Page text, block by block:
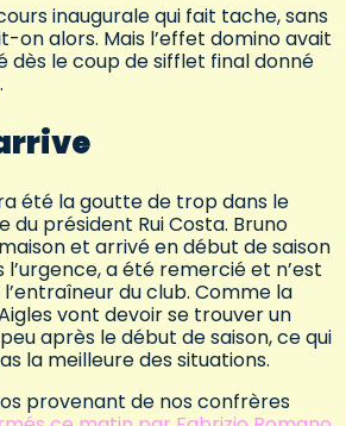
inaugurale qui fait tache, sans
on alors. Mais l’effet domino avait
dès le coup de sifflet final donné
été la goutte de trop dans le
du président Rui Costa. Bruno
et arrivé en début de saison
l’urgence, a été remercié et n’est
du club. Comme la
vont devoir se trouver un
après le début de saison, ce qui
la meilleure des situations.
provenant de nos confrères